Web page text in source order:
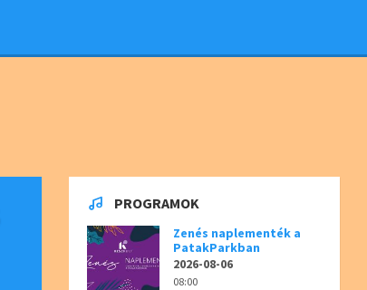
PROGRAMOK
Zenés naplementék a
PatakParkban
2026-08-06
08:00